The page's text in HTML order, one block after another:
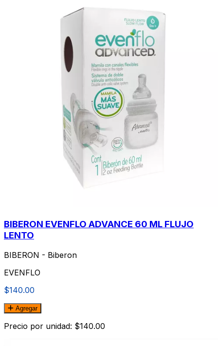
BIBERON EVENFLO ADVANCE 60 ML FLUJO
LENTO
BIBERON - Biberon
EVENFLO
$140.00
Agregar
Precio por unidad: $140.00